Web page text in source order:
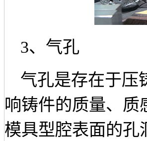
3、 气孔
气孔是存在于压
响铸件的质量、质
模具型腔表面的孔